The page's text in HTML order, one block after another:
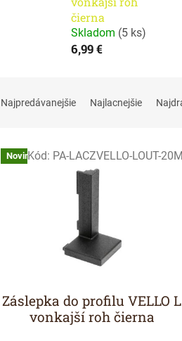
čierna
Skladom (5 ks)
6,99 €
n
Najpredávanejšie Najlacnejšie
V
ý Novinka
Záslepka do profilu VELLO L
vonkajší roh čierna
Kód: PA-LACZVELLO-LOUT-20M